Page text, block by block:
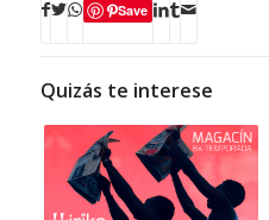
Save
Quizás te interese